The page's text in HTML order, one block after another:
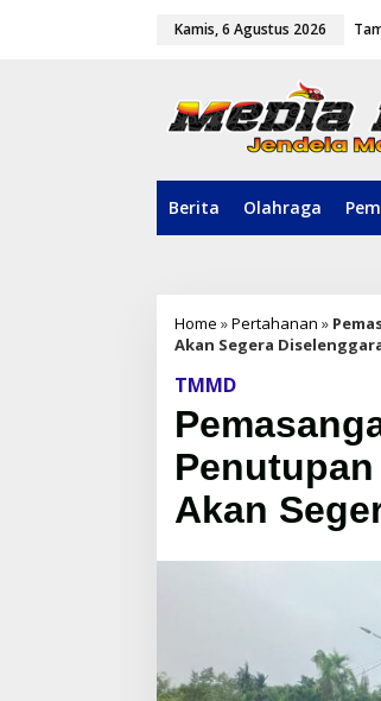
Kamis, 6 Agustus 2026
Berita Olahraga
Home »Pertahanan »
Akan Segera
TMMD
Penutupan
Akan